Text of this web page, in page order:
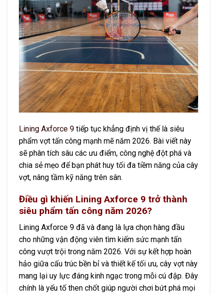
Lining Axforce 9 tiếp tục khẳng định vị thế là siêu
phẩm vợt tấn công mạnh mẽ năm 2026. Bài viết này
sẽ phân tích sâu các ưu điểm, công nghệ đột phá và
chia sẻ mẹo để bạn phát huy tối đa tiềm năng của cây
vợt, nâng tầm kỹ năng trên sân.
Điều gì khiến Lining Axforce 9 trở thành
siêu phẩm tấn công năm 2026?
Lining Axforce 9 đã và đang là lựa chọn hàng đầu
cho những vận động viên tìm kiếm sức mạnh tấn
công vượt trội trong năm 2026. Với sự kết hợp hoàn
hảo giữa cấu trúc bền bỉ và thiết kế tối ưu, cây vợt này
mang lại uy lực đáng kinh ngạc trong mỗi cú đập. Đây
chính là yếu tố then chốt giúp người chơi bứt phá mọi